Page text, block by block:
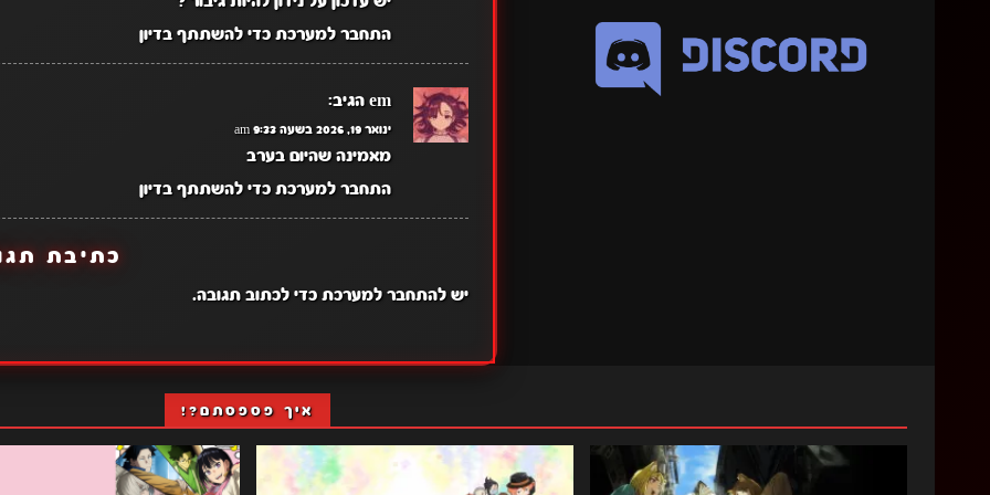
התחבר למערכת כדי להשתתף בדיון
em הגיב:
ינואר 19, 2026 בשעה 9:33 am
מאמינה שהיום בערב
התחבר למערכת כדי להשתתף בדיון
כתיבת
יש להתחבר למערכתכדי לכתוב תגובה.
איך פספסתם?!